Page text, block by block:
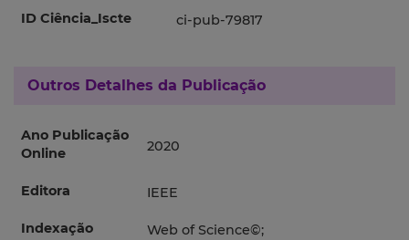
ID Ciência_Iscte ci-pub-79817
Outros Detalhes da Publicação
Ano Publicação
Online
2020
Editora IEEE
Indexação Web of Science©;